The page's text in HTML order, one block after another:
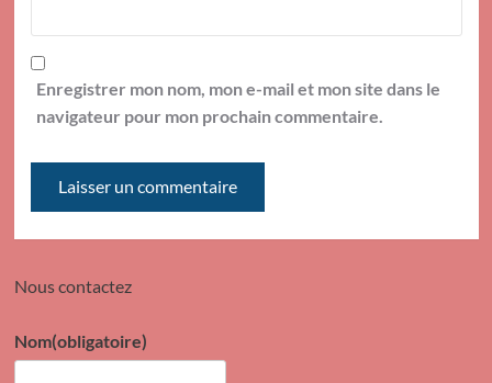
Enregistrer mon nom, mon e-mail et mon site dans le
navigateur pour mon prochain commentaire.
Nous contactez
Nom(obligatoire)